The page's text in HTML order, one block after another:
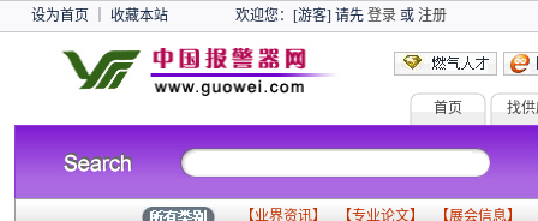
设为首页 收藏本站 欢迎您：[游客] 请先 登录或 注册
首页 找供
【业界资讯】 【专业论文】 【展会信息】